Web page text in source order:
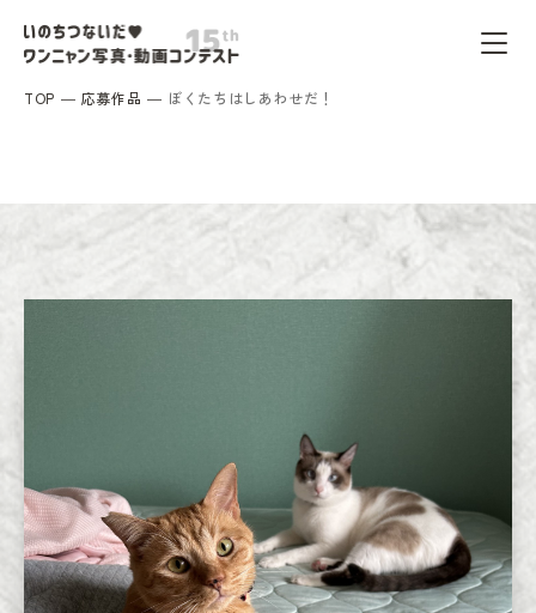
TOP 応募作品 ぼくたちはしあわせだ！